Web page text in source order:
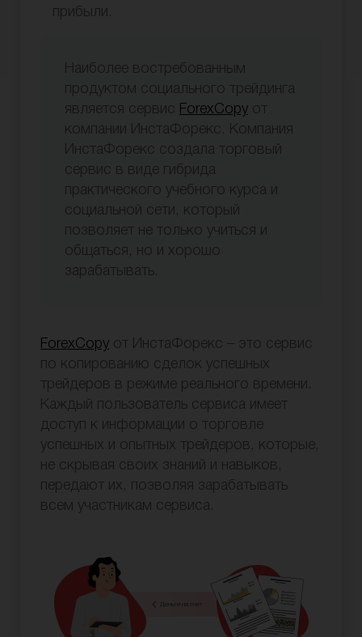
прибыли.
Наиболее востребованным
продуктом социального трейдинга
является сервис ForexCopy от
компании ИнстаФорекс. Компания
ИнстаФорекс создала торговый
сервис в виде гибрида
практического учебного курса и
социальной сети, который
позволяет не только учиться и
общаться, но и хорошо
зарабатывать.
ForexCopy от ИнстаФорекс – это сервис
по копированию сделок успешных
трейдеров в режиме реального времени.
Каждый пользователь сервиса имеет
доступ к информации о торговле
успешных и опытных трейдеров, которые,
не скрывая своих знаний и навыков,
передают их, позволяя зарабатывать
всем участникам сервиса.
Деньги на счет